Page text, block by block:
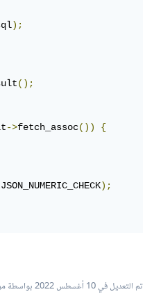
);
();
->fetch_assoc())
{
JSON_NUMERIC_CHECK);
تم التعديل في10 أغسطس 2022 بواسطة